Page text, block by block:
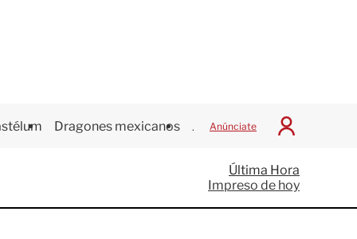
Dragones mexicanos Juegos Centroamericanos
Anúnciate
I
c
i
a
Última Hora
Impreso de hoy